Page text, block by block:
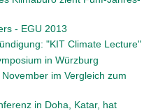
- EGU 2013
"KIT Climate Lecture"
in Würzburg
im Vergleich zum
in Doha, Katar, hat